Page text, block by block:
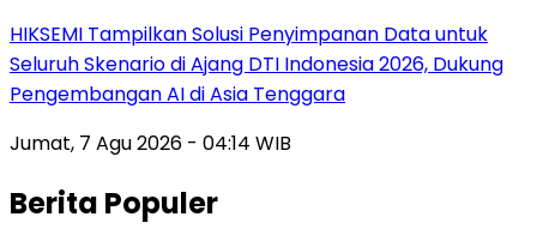
HIKSEMI Tampilkan Solusi Penyimpanan Data untuk
Seluruh Skenario di Ajang DTI Indonesia 2026, Dukung
Pengembangan AI di Asia Tenggara
Jumat, 7 Agu 2026 - 04:14 WIB
Berita Populer